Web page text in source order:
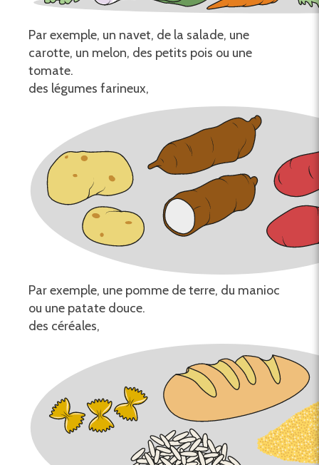
Par exemple, un navet, de la salade, une
carotte, un melon, des petits pois ou une
tomate.
des légumes farineux,
Par exemple, une pomme de terre, du manioc
ou une patate douce.
des céréales,